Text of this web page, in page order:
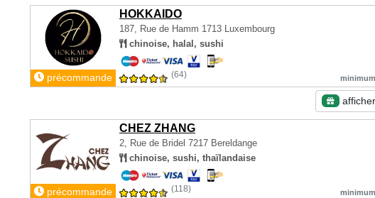
HOKKAIDO
187, Rue de Hamm 1713 Luxembourg
chinoise, halal, sushi
précommande (64)
CHEZ ZHANG
2, Rue de Bridel 7217 Bereldange
chinoise, sushi, thaïlandaise
précommande (118)